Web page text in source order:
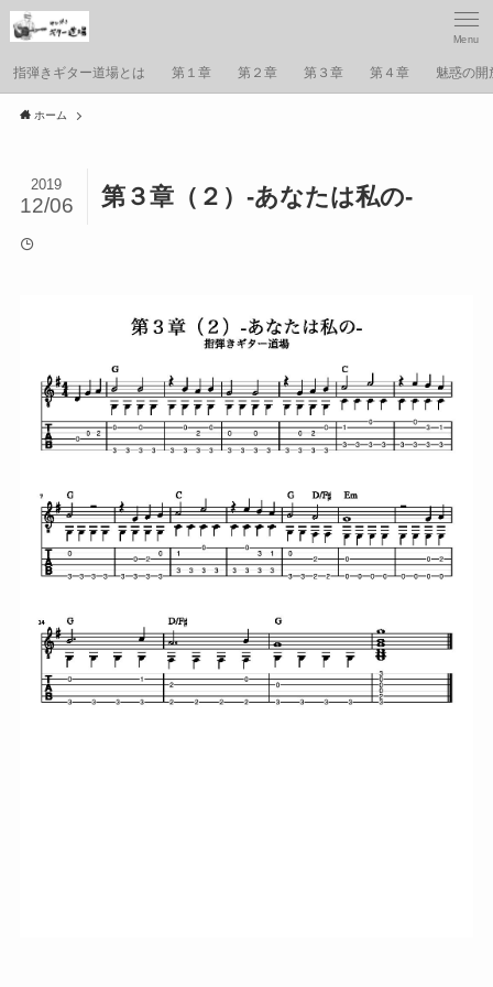
Menu
指弾きギター道場とは 第１章 第２章 第３章 第４章 魅惑の開
ホーム
第３章（２）-あなたは私の-
2019
12/06